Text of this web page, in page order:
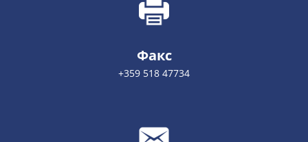
Факс
+359 518 47734